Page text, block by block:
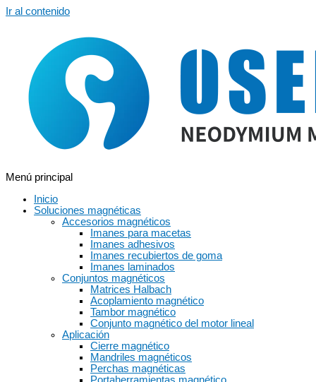
Ir al contenido
Menú principal
Inicio
Soluciones magnéticas
Accesorios magnéticos
Imanes para macetas
Imanes adhesivos
Imanes recubiertos de goma
Imanes laminados
Conjuntos magnéticos
Matrices Halbach
Acoplamiento magnético
Tambor magnético
Conjunto magnético del motor lineal
Aplicación
Cierre magnético
Mandriles magnéticos
Perchas magnéticas
Portaherramientas magnético